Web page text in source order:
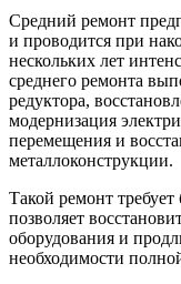
Средний ремонт
и проводится при
нескольких лет
среднего ремонта
редуктора,
модернизация
перемещения и
металлоконструкции.
Такой ремонт
позволяет
оборудования и
необходимости